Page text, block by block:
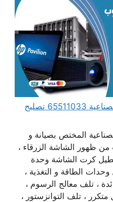
مهندس كمبيوتر العارضية الصناعية 65511033 تصليح
المختص بصيانة و
من ظهور الشاشة الزرقاء ،
كرت الشاشة وحدة
الطاقة و التغذية ،
، تلف معالج الرسوم ،
، تلف التوانزستور ،